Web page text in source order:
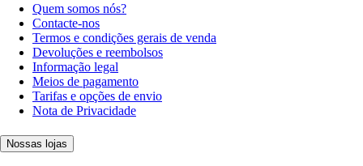
Quem somos nós?
Contacte-nos
Termos e condições gerais de venda
Devoluções e reembolsos
Informação legal
Meios de pagamento
Tarifas e opções de envio
Nota de Privacidade
Nossas lojas